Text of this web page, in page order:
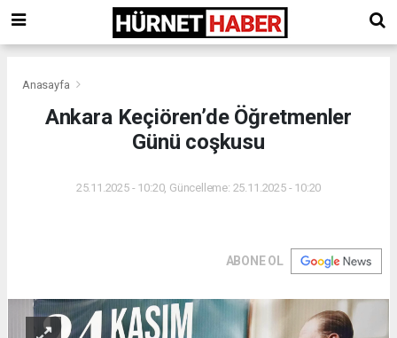
Anasayfa
Ankara Keçiören’de Öğretmenler
Günü coşkusu
25.11.2025 - 10:20, Güncelleme: 25.11.2025 - 10:20
ABONE OL